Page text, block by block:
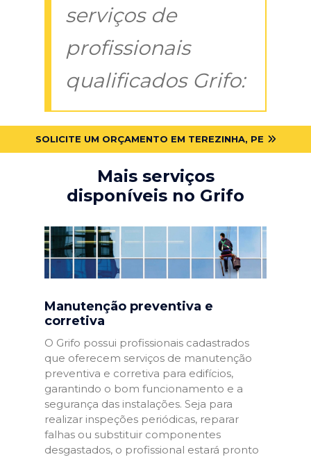
serviços de
profissionais
qualificados Grifo:
SOLICITE UM ORÇAMENTO EM TEREZINHA, PE
Mais serviços
disponíveis no Grifo
Manutenção preventiva e
corretiva
O Grifo possui profissionais cadastrados
que oferecem serviços de manutenção
preventiva e corretiva para edifícios,
garantindo o bom funcionamento e a
segurança das instalações. Seja para
realizar inspeções periódicas, reparar
falhas ou substituir componentes
desgastados, o profissional estará pronto